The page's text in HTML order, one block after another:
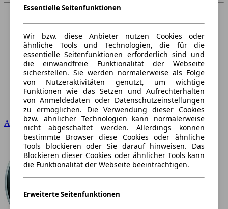
Audi
Essentielle Seitenfunktionen
Wir bzw. diese Anbieter nutzen Cookies oder
ähnliche Tools und Technologien, die für die
essentielle Seitenfunktionen erforderlich sind und
die einwandfreie Funktionalität der Webseite
sicherstellen. Sie werden normalerweise als Folge
von Nutzeraktivitäten genutzt, um wichtige
Funktionen wie das Setzen und Aufrechterhalten
von Anmeldedaten oder Datenschutzeinstellungen
zu ermöglichen. Die Verwendung dieser Cookies
bzw. ähnlicher Technologien kann normalerweise
nicht abgeschaltet werden. Allerdings können
bestimmte Browser diese Cookies oder ähnliche
Tools blockieren oder Sie darauf hinweisen. Das
Blockieren dieser Cookies oder ähnlicher Tools kann
die Funktionalität der Webseite beeinträchtigen.
Erweiterte Seitenfunktionen